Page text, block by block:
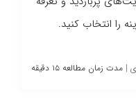
کلیک‌های مشکوک و